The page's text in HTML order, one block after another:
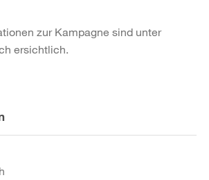
zur Kampagne sind unter
ersichtlich.